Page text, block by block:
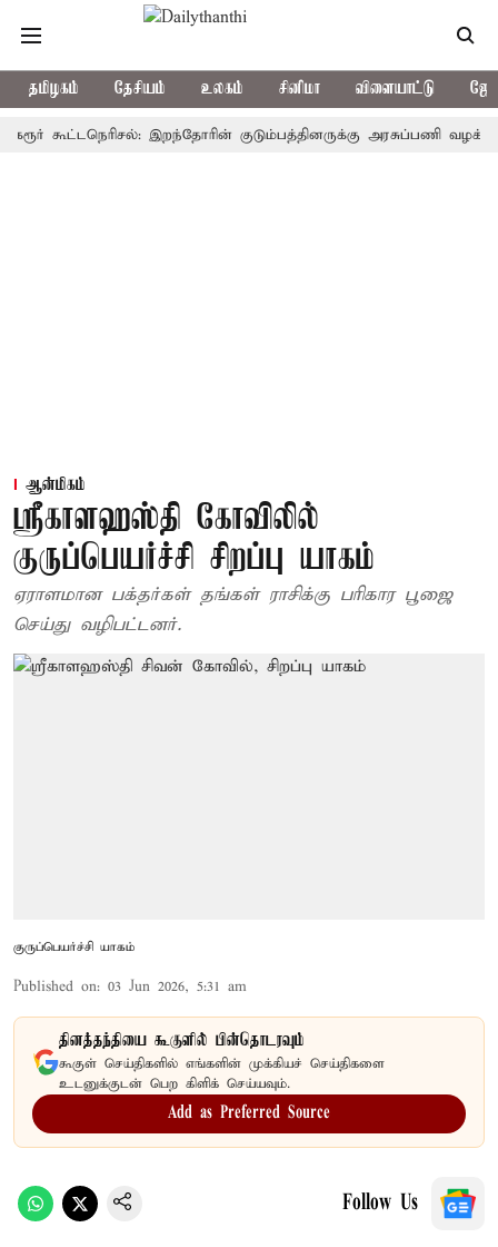
தமிழகம் தேசியம் உலகம் சினிமா விளையாட்டு
கூட்டநெரிசல்: இறந்தோரின் குடும்பத்தினருக்கு அரசுப்பணி வழக்கு;
ஆன்மிகம்
ஸ்ரீகாளஹஸ்தி கோவிலில்
குருப்பெயர்ச்சி சிறப்பு யாகம்
ஏராளமான பக்தர்கள் தங்கள் ராசிக்கு பரிகார பூஜை
செய்து வழிபட்டனர்.
குருப்பெயர்ச்சி யாகம்
Published on: 03 Jun 2026, 5:31 am
தினத்தந்தியை கூகுளில் பின்தொடரவும்
கூகுள் செய்திகளில் எங்களின் முக்கியச் செய்திகளை
உடனுக்குடன் பெற கிளிக் செய்யவும்.
Add as Preferred Source
Follow Us